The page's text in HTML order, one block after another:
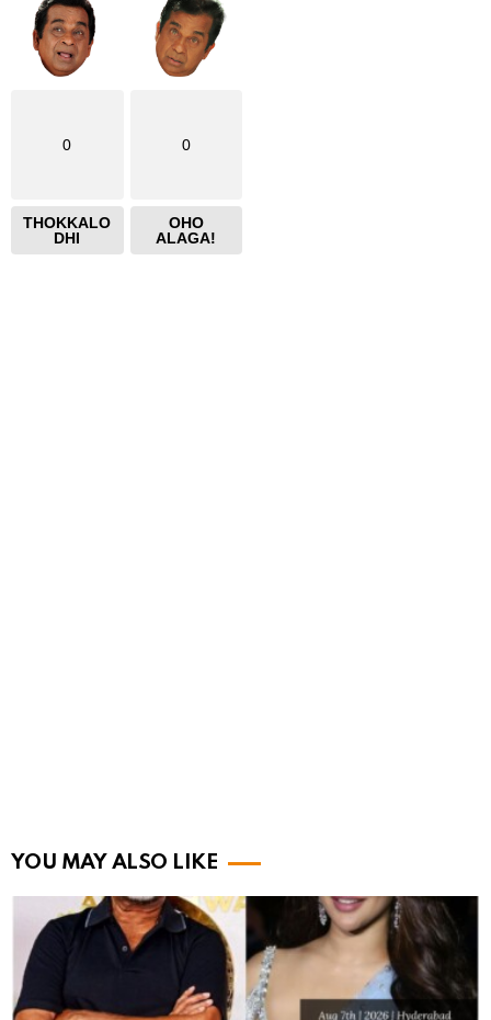
0
THOKKALO
DHI
0
OHO
ALAGA!
YOU MAY ALSO LIKE